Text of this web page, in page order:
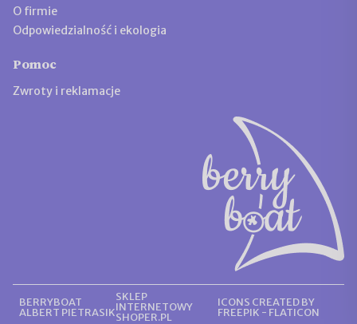
O firmie
Odpowiedzialność i ekologia
Pomoc
Zwroty i reklamacje
BERRYBOAT
ALBERT PIETRASIK
SKLEP
INTERNETOWY
SHOPER.PL
ICONS CREATED BY
FREEPIK - FLATICON